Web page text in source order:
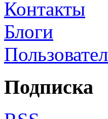
Контакты
Блоги
Подписка